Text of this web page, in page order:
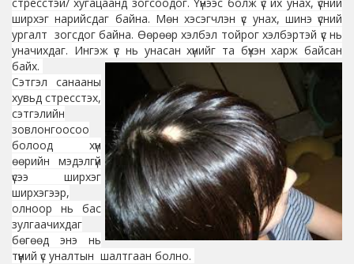
ширхэг нарийсдаг байна. Мөн хэсэгчлэн үс унах, шинэ үсний
ургалт зогсдог байна. Өөрөөр хэлбэл тойрог хэлбэртэй үс нь
уначихдаг. Ингэж үс нь унасан хүнийг та бүхэн харж байсан
байх.
Сэтгэл санааны
хувьд стресстэх,
сэтгэлийн
зовлонгоосоо
болоод хүн
өөрийн мэдэлгүй
үсээ ширхэг
ширхэгээр,
олноор нь бас
зулгаачихдаг
бөгөөд энэ нь
түүний үс уналтын шалтгаан болно.